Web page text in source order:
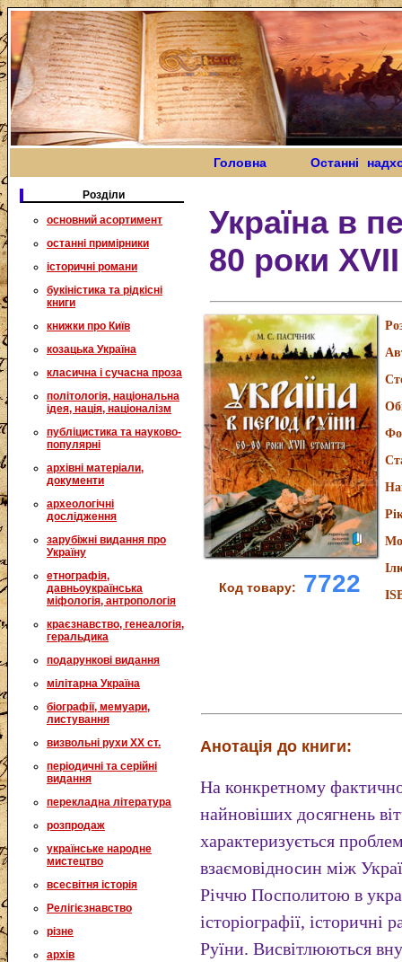
Головна Останні
Розділи
основний асортимент
останні примірники
історичні романи
букіністика та рідкісні
книги
книжки про Київ
козацька Україна
класична і сучасна проза
політологія, національна
ідея, нація, націоналізм
публіцистика та науково-
популярні
архівні матеріали,
документи
археологічні
дослідження
зарубіжні видання про
Україну
етнографія,
давньоукраїнська
міфологія, антропологія
краєзнавство, генеалогія,
геральдика
подарункові видання
мілітарна Україна
біографії, мемуари,
листування
визвольні рухи XX ст.
періодичні та серійні
видання
перекладна література
розпродаж
українське народне
мистецтво
всесвітня історія
Релігієзнавство
різне
архів
Україна в
80 роки
Код товару: 7722
Анотація до книги:
На конкретному
найновіших досягнень
характеризується
взаємовідносин між
Річчю Посполитою в
історіографії,
Руїни. Висвітлюються